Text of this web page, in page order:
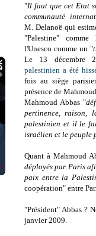
"Il faut que cet Etat
communauté
M. Delanoë qui
"Palestine"
l'Unesco comme un "
Le 13 décembre
palestinien a été
fois au siège
présence de
Mahmoud Abbas "
pertinence, raison,
palestinien et il le
israélien et le peuple
Quant à Mahmoud
déployés par Paris
paix entre la
coopération" entre
"Président" Abbas ?
janvier 2009.